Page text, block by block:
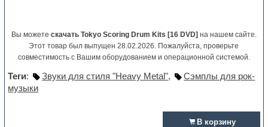
Вы можете скачать Tokyo Scoring Drum Kits [16 DVD]на нашем сайте.
Этот товар был выпущен 28.02.2026. Пожалуйста, проверьте
совместимость с Вашим оборудованием и операционной системой.
Теги: Звуки для стиля "Heavy Metal",
Сэмплы для рок-
музыки
В корзину